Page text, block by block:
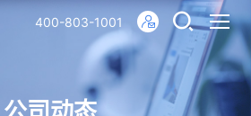
400-803-1001